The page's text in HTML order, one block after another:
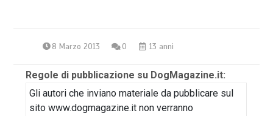
8 Marzo 2013 0 13 anni
Regole di pubblicazione su DogMagazine.it:
Gli autori che inviano materiale da pubblicare sul
sito www.dogmagazine.it non verranno